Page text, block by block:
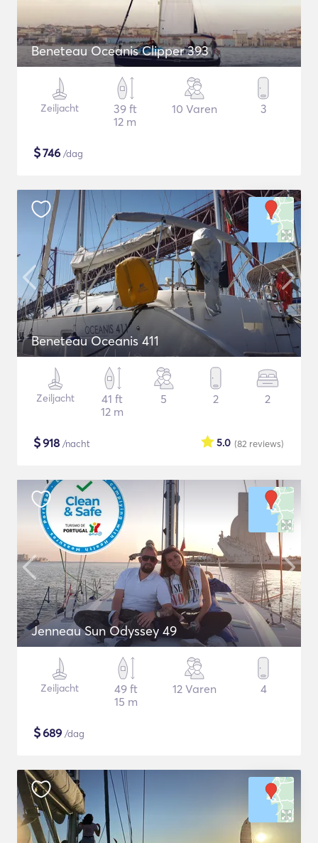
Beneteau Oceanis Clipper 393
Zeiljacht
39 ft
12 m
10 Varen 3
$746 /dag
Beneteau Oceanis 411
Zeiljacht
41 ft
12 m
5 2 2
$918 /nacht (82 reviews)
5.0
Jenneau Sun Odyssey 49
Zeiljacht
49 ft
15 m
12 Varen 4
$689 /dag